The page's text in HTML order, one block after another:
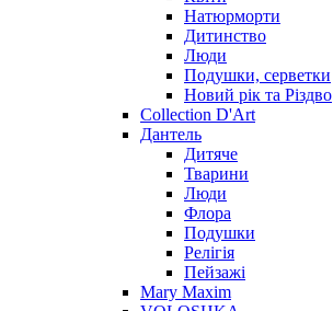
Натюрморти
Дитинство
Люди
Подушки, серветки
Новий рік та Різдво
Collection D'Art
Дантель
Дитяче
Тварини
Люди
Флора
Подушки
Релігія
Пейзажі
Mary Maxim